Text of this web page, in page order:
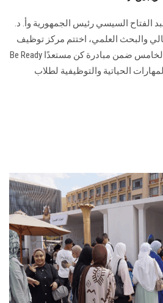
الفتاح السيسي رئيس الجمهورية وأ. د.
والبحث العلمي، اختتم مركز توظيف
جامعة عين شمس أسبوعه الخامس ضمن مبادرة كن مستعدًا Be Ready
الحياتية والتوظيفية لطلاب